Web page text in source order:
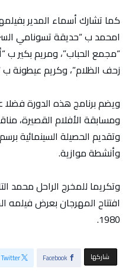
كما تشارك أسماء المدير
امحمد ب “حديقة تسونامي
“مجمع الحباب”، ومريم بكير
زحف الظلام”، وكريم
ويضم برنامج هذه الدورة فضلا
ومسابقة الأفلام القصيرة،
وأنشطة موازية.
وتكريما للمخرج الراحل محمد
افتتاح المهرجان بعرض فيلمه
1980.
‫‫ شاركها‬ Facebook
Twitter